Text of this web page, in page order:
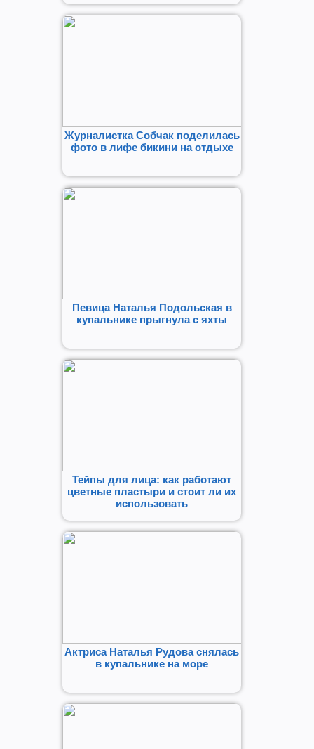
Журналистка Собчак поделилась
фото в лифе бикини на отдыхе
Певица Наталья Подольская в
купальнике прыгнула с яхты
Тейпы для лица: как работают
цветные пластыри и стоит ли их
использовать
Актриса Наталья Рудова снялась
в купальнике на море